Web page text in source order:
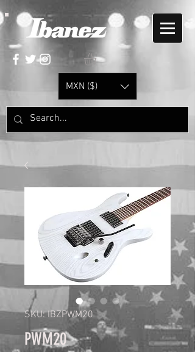
MXN ($)
SKU: IBZPWM20
PWM20